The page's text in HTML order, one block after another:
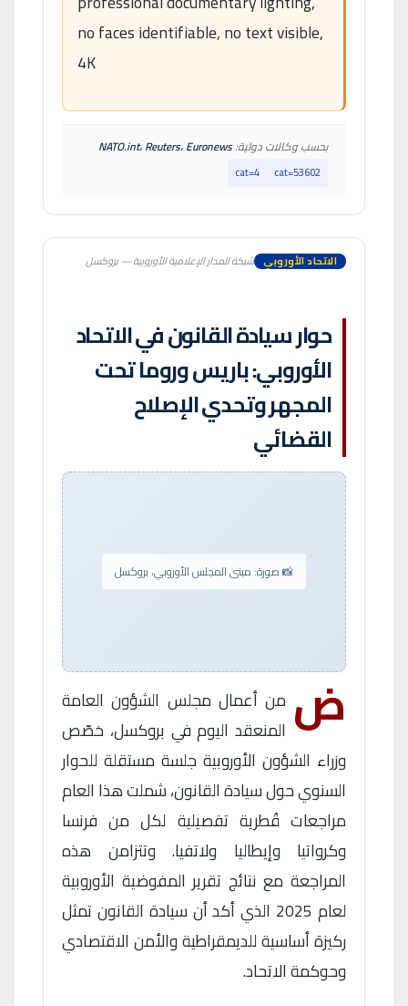
no faces identifiable, no text visible,
4K
بحسب وكالات دولية:NATO.int، Reuters، Euronews
cat=53602
cat=4
الاتحاد الأوروبي شبكة المدار الإعلامية الأوروبية — بروكسل
حوار سيادة القانون في الاتحاد
الأوروبي: باريس وروما تحت
المجهر وتحدي الإصلاح
القضائي
📸 صورة: مبنى المجلس الأوروبي، بروكسل
ض من أعمال مجلس الشؤون العامة
المنعقد اليوم في بروكسل، خصّص
وزراء الشؤون الأوروبية جلسة مستقلة للحوار
السنوي حول سيادة القانون، شملت هذا العام
مراجعات قُطرية تفصيلية لكل من فرنسا
وكرواتيا وإيطاليا ولاتفيا. وتتزامن هذه
المراجعة مع نتائج تقرير المفوضية الأوروبية
لعام 2025 الذي أكد أن سيادة القانون تمثل
ركيزة أساسية للديمقراطية والأمن الاقتصادي
وحوكمة الاتحاد.